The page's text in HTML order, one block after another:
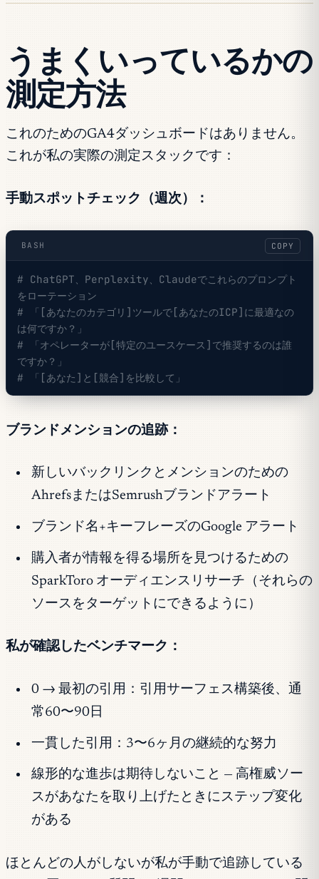
うまくいっているかの
測定方法
これのためのGA4ダッシュボードはありません。
これが私の実際の測定スタックです：
手動スポットチェック（週次）：
BASH COPY
# ChatGPT、Perplexity、Claudeでこれらのプロンプト
をローテーション
# 「[あなたのカテゴリ]ツールで[あなたのICP]に最適なの
は何ですか？」
# 「オペレーターが[特定のユースケース]で推奨するのは誰
ですか？」
# 「[あなた]と[競合]を比較して」
ブランドメンションの追跡：
新しいバックリンクとメンションのための
AhrefsまたはSemrushブランドアラート
ブランド名+キーフレーズのGoogle アラート
購入者が情報を得る場所を見つけるための
SparkToro オーディエンスリサーチ（それらの
ソースをターゲットにできるように）
私が確認したベンチマーク：
0 → 最初の引用：引用サーフェス構築後、通
常60〜90日
一貫した引用：3〜6ヶ月の継続的な努力
線形的な進歩は期待しないこと — 高権威ソー
スがあなたを取り上げたときにステップ変化
がある
ほとんどの人がしないが私が手動で追跡している